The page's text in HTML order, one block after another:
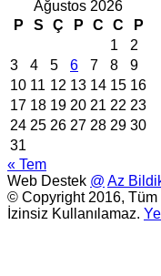
Ağustos 2026
P
S Ç P C C
P
1
2
3
4 5 6 7 8
9
10 11 12 13 14 15 16
17 18 19 20 21 22 23
24 25 26 27 28 29 30
31
« Tem
Web Destek @ Az
© Copyright 2016, Tüm
İzinsiz Kullanılamaz.